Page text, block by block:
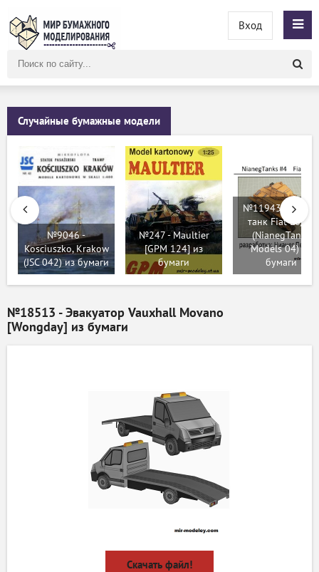
сайту
Вход
Случайные бумажные модели
№9046 -
Kosciuszko, Krakow
(JSC 042) из бумаги
№247 - Maultier
[GPM 124] из
бумаги
№11943 -
танк Fiat L6/40
(NianegTanks
Models 04) из
бумаги
№18513 - Эвакуатор Vauxhall Movano
[Wongday] из бумаги
Скачать файл!